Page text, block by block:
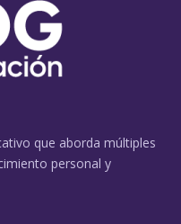
que aborda múltiples
personal y